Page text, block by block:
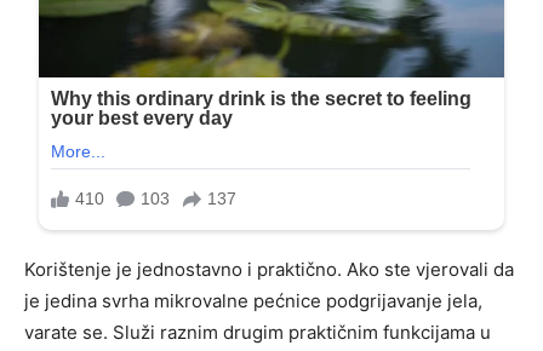
Korištenje je jednostavno i praktično. Ako ste vjerovali da
je jedina svrha mikrovalne pećnice podgrijavanje jela,
varate se. Služi raznim drugim praktičnim funkcijama u